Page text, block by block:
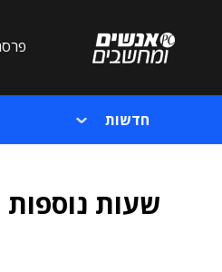
חדשות
שעות נוספות